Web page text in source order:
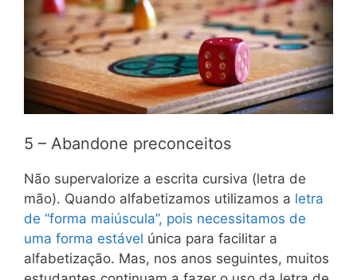
5 – Abandone preconceitos
Não supervalorize a escrita cursiva (letra de
mão). Quando alfabetizamos utilizamos a letra
de “forma maiúscula”, pois necessitamos de
uma forma estável única para facilitar a
alfabetização. Mas, nos anos seguintes, muitos